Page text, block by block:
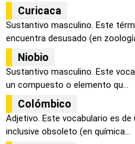
Curicaca
Sustantivo masculino. Este
encuentra desusado (en
Niobio
Sustantivo masculino. Este
un compuesto o elemento qu...
Colómbico
Adjetivo. Este vocabulario es
inclusive obsoleto (en química...